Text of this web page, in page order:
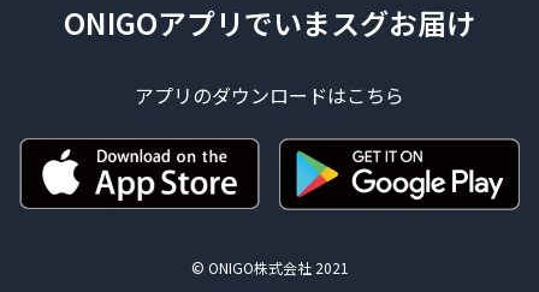
ONIGOアプリでいまスグお届け
アプリのダウンロードはこちら
© ONIGO株式会社 2021